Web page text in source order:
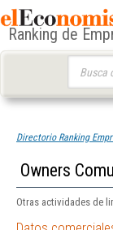
Ranking de
Directorio Ranking
Owners
Otras actividades de